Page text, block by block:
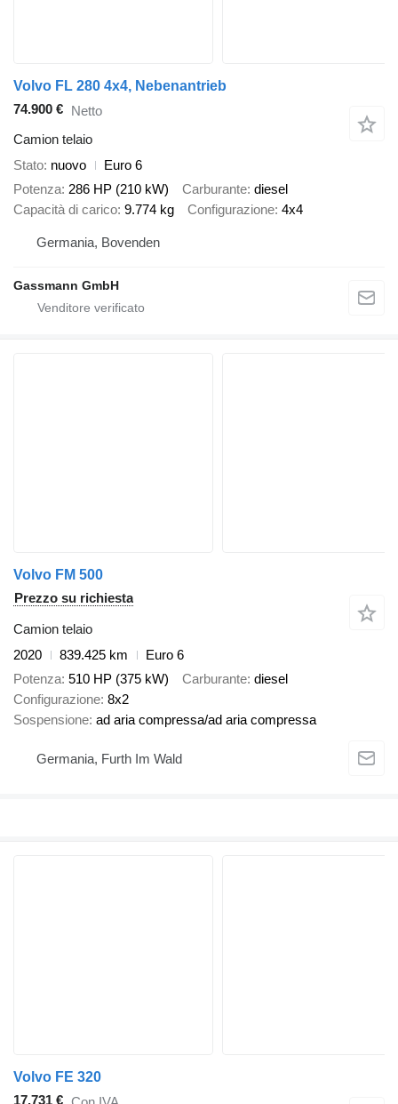
Volvo FL 280 4x4, Nebenantrieb
74.900 € Netto
Camion telaio
Stato nuovo
Euro 6
Potenza 286 HP (210 kW) Carburante diesel
Capacità di carico 9.774 kg Configurazione 4x4
Germania, Bovenden
Gassmann GmbH
Volvo FM 500
Prezzo su richiesta
Camion telaio
2020
839.425 km
Euro 6
Potenza 510 HP (375 kW) Carburante diesel
Configurazione 8x2
Sospensione ad aria compressa/ad aria compressa
Germania, Furth Im Wald
Volvo FE 320
17.731 €